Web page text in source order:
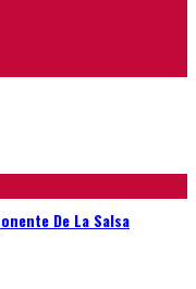
De La Salsa